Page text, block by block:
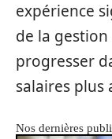
expérience
de la
progresser
salaires plus
Nos dernières